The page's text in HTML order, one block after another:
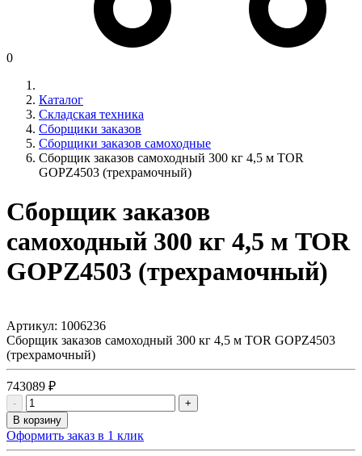
0
Каталог
Складская техника
Сборщики заказов
Сборщики заказов самоходные
Сборщик заказов самоходный 300 кг 4,5 м TOR
GOPZ4503 (трехрамочный)
Сборщик заказов
самоходный 300 кг 4,5 м TOR
GOPZ4503 (трехрамочный)
Артикул: 1006236
Сборщик заказов самоходный 300 кг 4,5 м TOR GOPZ4503
(трехрамочный)
743089 ₽
-
+
В корзину
Оформить заказ в 1 клик